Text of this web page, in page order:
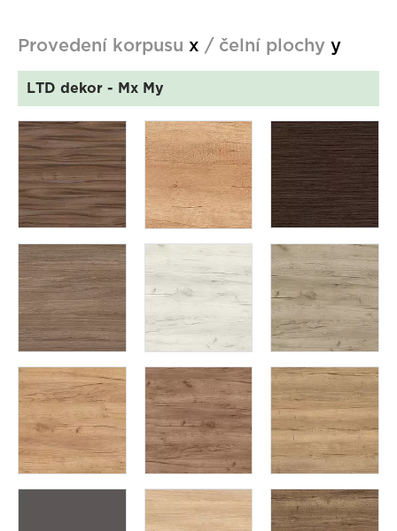
Provedení korpusu x / čelní plochy y
LTD dekor - Mx My